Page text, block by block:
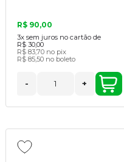
R$ 90,00
3x sem juros no cartão de
R$ 30,00
R$ 83,70 no pix
R$ 85,50 no boleto
- +